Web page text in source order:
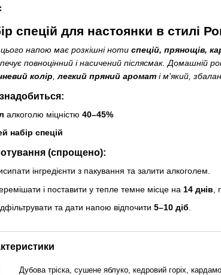
спецій для настоянки в стилі
напою має розкішні ноти спецій, прянощів,
повноцінний і насичений післясмак. Домашній
колір ,легкий пряний аромат і м’який,
алкоголю міцністю 40–45%
набір спецій
(спрощено):
інгредієнти з пакування та залити алкоголем.
і поставити у тепле темне місце на 14 днів
та дати напою відпочити 5–10 діб
Дубова тріска, сушене яблуко, кедровий горіх,